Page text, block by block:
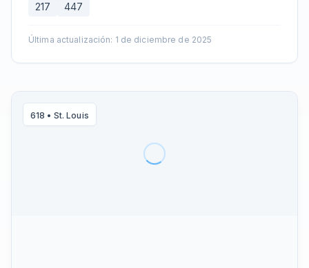
217 447
Última actualización: 1 de diciembre de 2025
618 • St. Louis